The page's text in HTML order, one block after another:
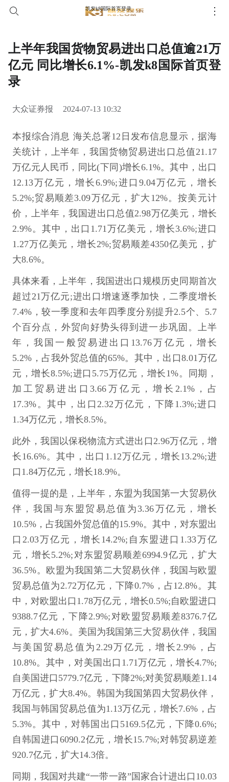
凯发k8国际首页登录
上半年我国货物贸易进出口总值逾21万
亿元 同比增长6.1%-凯发k8国际首页登
录
大众证券报 2024-07-13 10:32
本报综合消息 海关总署12日发布信息显示，据海
关统计，上半年，我国货物贸易进出口总值21.17
万亿元人民币，同比(下同)增长6.1%。其中，出口
12.13万亿元，增长6.9%;进口9.04万亿元，增长
5.2%;贸易顺差3.09万亿元，扩大12%。按美元计
价，上半年，我国进出口总值2.98万亿美元，增长
2.9%。其中，出口1.71万亿美元，增长3.6%;进口
1.27万亿美元，增长2%;贸易顺差4350亿美元，扩
大8.6%。
具体来看，上半年，我国进出口规模历史同期首次
超过21万亿元;进出口增速逐季加快，二季度增长
7.4%，较一季度和去年四季度分别提升2.5个、5.7
个百分点，外贸向好势头得到进一步巩固。上半
年，我国一般贸易进出口13.76万亿元，增长
5.2%，占我外贸总值的65%。其中，出口8.01万亿
元，增长8.5%;进口5.75万亿元，增长1%。同期，
加工贸易进出口3.66万亿元，增长2.1%，占
17.3%。其中，出口2.32万亿元，下降1.3%;进口
1.34万亿元，增长8.5%。
此外，我国以保税物流方式进出口2.96万亿元，增
长16.6%。其中，出口1.12万亿元，增长13.2%;进
口1.84万亿元，增长18.9%。
值得一提的是，上半年，东盟为我国第一大贸易伙
伴，我国与东盟贸易总值为3.36万亿元，增长
10.5%，占我国外贸总值的15.9%。其中，对东盟出
口2.03万亿元，增长14.2%;自东盟进口1.33万亿
元，增长5.2%;对东盟贸易顺差6994.9亿元，扩大
36.5%。欧盟为我国第二大贸易伙伴，我国与欧盟
贸易总值为2.72万亿元，下降0.7%，占12.8%。其
中，对欧盟出口1.78万亿元，增长0.5%;自欧盟进口
9388.7亿元，下降2.9%;对欧盟贸易顺差8376.7亿
元，扩大4.6%。美国为我国第三大贸易伙伴，我国
与美国贸易总值为2.29万亿元，增长2.9%，占
10.8%。其中，对美国出口1.71万亿元，增长4.7%;
自美国进口5779.7亿元，下降2%;对美贸易顺差1.14
万亿元，扩大8.4%。韩国为我国第四大贸易伙伴，
我国与韩国贸易总值为1.13万亿元，增长7.6%，占
5.3%。其中，对韩国出口5169.5亿元，下降0.6%;
自韩国进口6090.2亿元，增长15.7%;对韩贸易逆差
920.7亿元，扩大14.3倍。
同期，我国对共建“一带一路”国家合计进出口10.03